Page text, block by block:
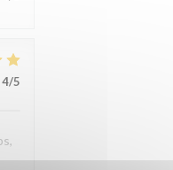
4/5